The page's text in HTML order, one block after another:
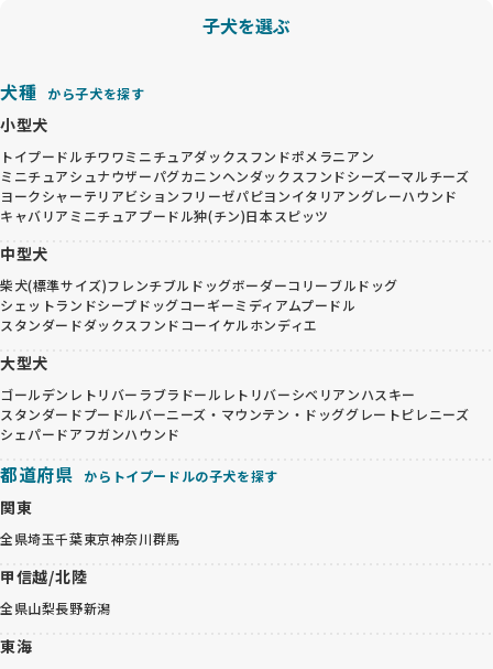
子犬を選ぶ
犬種 から子犬を探す
小型犬
トイプードルチワワミニチュアダックスフンドポメラニアン
ミニチュアシュナウザーパグカニンヘンダックスフンドシーズーマルチーズ
ヨークシャーテリアビションフリーゼパピヨンイタリアングレーハウンド
キャバリア ミニチュアプードル狆(チン)日本スピッツ
中型犬
柴犬(標準サイズ)フレンチブルドッグボーダーコリーブルドッグ
シェットランドシープドッグコーギーミディアムプードル
スタンダードダックスフンドコーイケルホンディエ
大型犬
ゴールデンレトリバー ラブラドールレトリバーシベリアンハスキー
スタンダードプードルバーニーズ・マウンテン・ドッググレートピレニーズ
シェパードアフガンハウンド
都道府県 からトイプードルの子犬を探す
関東
全県埼玉千葉東京神奈川群馬
甲信越/北陸
全県山梨長野新潟
東海